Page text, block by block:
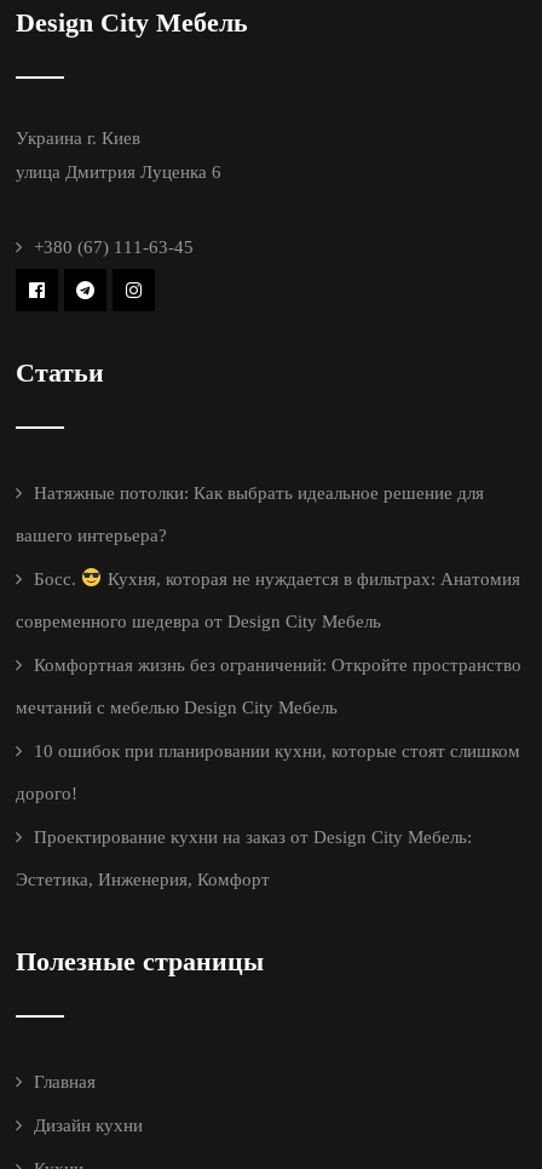
Design City Мебель
Украина г. Киев
улица Дмитрия Луценка 6
+380 (67) 111-63-45
Статьи
Натяжные потолки: Как выбрать идеальное решение для
вашего интерьера?
Босс. Кухня, которая не нуждается в фильтрах: Анатомия
современного шедевра от Design City Мебель
Комфортная жизнь без ограничений: Откройте пространство
мечтаний с мебелью Design City Мебель
10 ошибок при планировании кухни, которые стоят слишком
дорого!
Проектирование кухни на заказ от Design City Мебель:
Эстетика, Инженерия, Комфорт
Полезные страницы
Главная
Дизайн кухни